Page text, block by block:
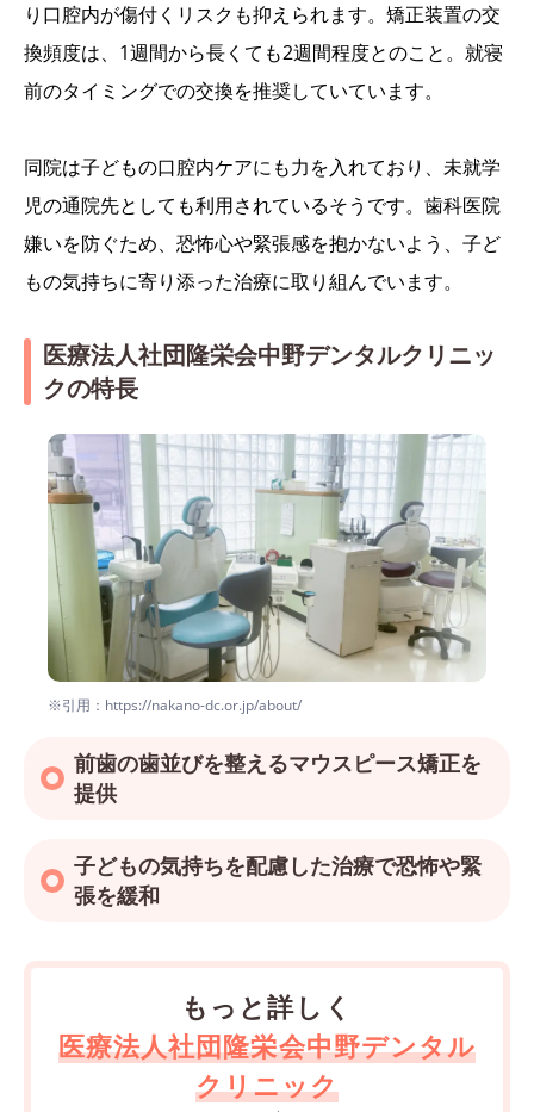
り口腔内が傷付くリスクも抑えられます。矯正装置の交
換頻度は、1週間から長くても2週間程度とのこと。就寝
前のタイミングでの交換を推奨していています。
同院は子どもの口腔内ケアにも力を入れており、未就学
児の通院先としても利用されているそうです。歯科医院
嫌いを防ぐため、恐怖心や緊張感を抱かないよう、子ど
もの気持ちに寄り添った治療に取り組んでいます。
医療法人社団隆栄会中野デンタルクリニッ
クの特長
※引用：https://nakano-dc.or.jp/about/
前歯の歯並びを整えるマウスピース矯正を
提供
子どもの気持ちを配慮した治療で恐怖や緊
張を緩和
もっと詳しく
医療法人社団隆栄会中野デンタル
クリニック